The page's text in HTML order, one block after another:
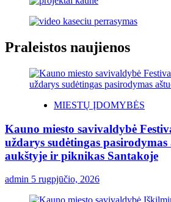
Praleistos naujienos
MIESTŲ ĮDOMYBĖS
Kauno miesto savivaldybė
uždarys sudėtingas
aukštyje ir piknikas Santakoje
admin 5 rugpjūčio, 2026